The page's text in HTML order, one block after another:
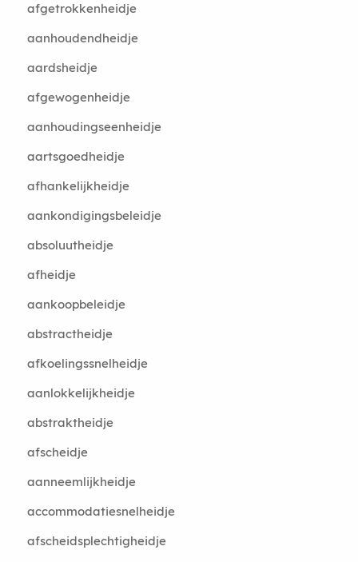
afgetrokkenheidje
aanhoudendheidje
aardsheidje
afgewogenheidje
aanhoudingseenheidje
aartsgoedheidje
afhankelijkheidje
aankondigingsbeleidje
absoluutheidje
afheidje
aankoopbeleidje
abstractheidje
afkoelingssnelheidje
aanlokkelijkheidje
abstraktheidje
afscheidje
aanneemlijkheidje
accommodatiesnelheidje
afscheidsplechtigheidje